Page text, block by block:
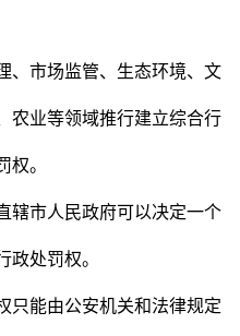
市场监管、生态环境、文
农业等领域推行建立综合行
。
市人民政府可以决定一个
处罚权。
能由公安机关和法律规定